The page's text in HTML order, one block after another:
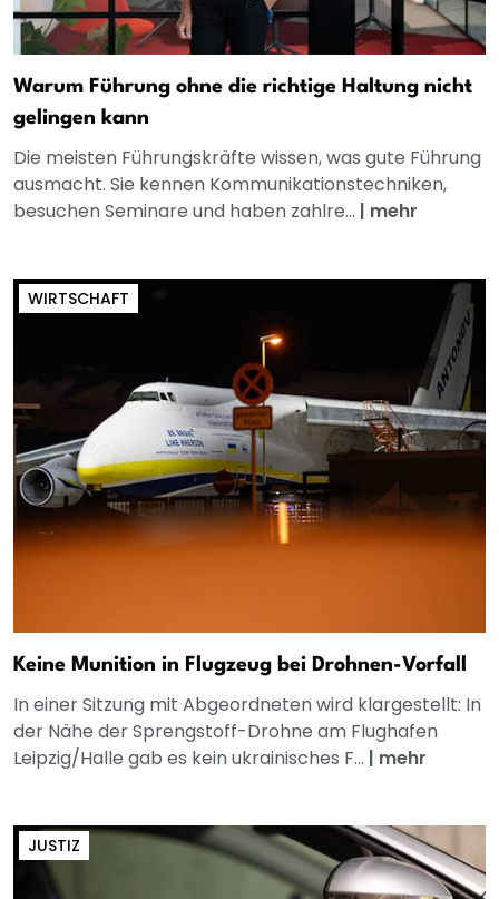
Warum Führung ohne die richtige Haltung nicht
gelingen kann
Die meisten Führungskräfte wissen, was gute Führung
ausmacht. Sie kennen Kommunikationstechniken,
besuchen Seminare und haben zahlre... | mehr
WIRTSCHAFT
Keine Munition in Flugzeug bei Drohnen-Vorfall
In einer Sitzung mit Abgeordneten wird klargestellt: In
der Nähe der Sprengstoff-Drohne am Flughafen
Leipzig/Halle gab es kein ukrainisches F... | mehr
JUSTIZ